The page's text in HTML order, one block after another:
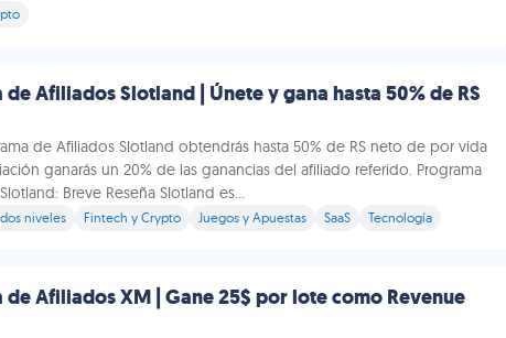
de Afiliados Slotland | Únete y gana hasta 50% de RS
de Afiliados Slotland obtendrás hasta 50% de RS neto de por vida
ganarás un 20% de las ganancias del afiliado referido. Programa
Breve Reseña Slotland es...
niveles Fintech y Crypto Juegos y Apuestas SaaS Tecnología
de Afiliados XM | Gane 25$ por lote como Revenue